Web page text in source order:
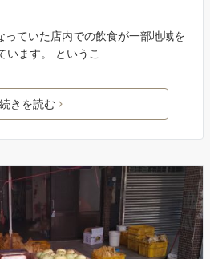
っていた店内での飲食が一部地域を
います。 というこ
続きを読む